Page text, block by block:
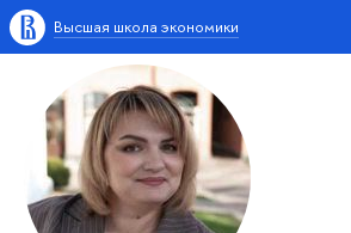
Высшая школа экономики